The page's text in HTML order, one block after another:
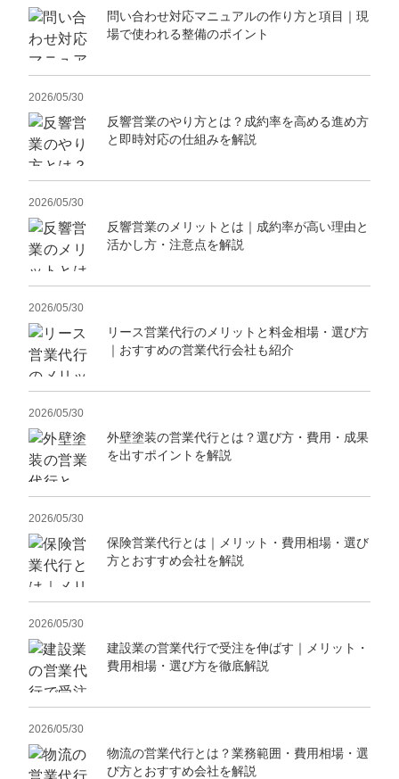
問い合わせ対応マニュアルの作り方と項目｜現
場で使われる整備のポイント
2026/05/30
反響営業のやり方とは？成約率を高める進め方
と即時対応の仕組みを解説
2026/05/30
反響営業のメリットとは｜成約率が高い理由と
活かし方・注意点を解説
2026/05/30
リース営業代行のメリットと料金相場・選び方
｜おすすめの営業代行会社も紹介
2026/05/30
外壁塗装の営業代行とは？選び方・費用・成果
を出すポイントを解説
2026/05/30
保険営業代行とは｜メリット・費用相場・選び
方とおすすめ会社を解説
2026/05/30
建設業の営業代行で受注を伸ばす｜メリット・
費用相場・選び方を徹底解説
2026/05/30
物流の営業代行とは？業務範囲・費用相場・選
び方とおすすめ会社を解説